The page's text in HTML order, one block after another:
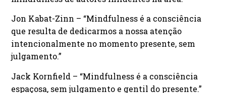
Jon Kabat-Zinn – “Mindfulness é a consciência
que resulta de dedicarmos a nossa atenção
intencionalmente no momento presente, sem
julgamento.”
Jack Kornfield – “Mindfulness é a consciência
espaçosa, sem julgamento e gentil do presente.”